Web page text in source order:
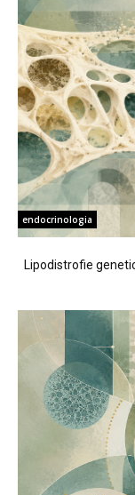
endocrinologia
Lipodistrofie